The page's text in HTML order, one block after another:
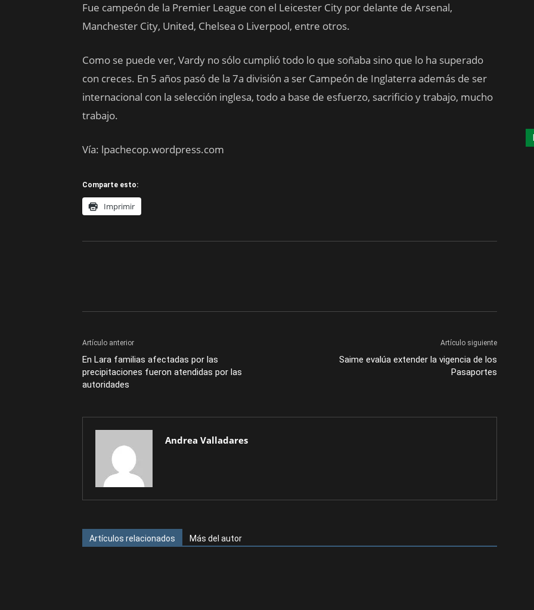
Fue campeón de la Premier League con el Leicester City por delante de Arsenal,
Manchester City, United, Chelsea o Liverpool, entre otros.
Como se puede ver, Vardy no sólo cumplió todo lo que soñaba sino que lo ha superado
con creces. En 5 años pasó de la 7a división a ser Campeón de Inglaterra además de ser
internacional con la selección inglesa, todo a base de esfuerzo, sacrificio y trabajo, mucho
trabajo.
Vía: lpachecop.wordpress.com
Comparte esto:
Imprimir
Artículo anterior
En Lara familias afectadas por las
precipitaciones fueron atendidas por las
autoridades
Artículo siguiente
Saime evalúa extender la vigencia de los
Pasaportes
Andrea Valladares
Artículos relacionados Más del autor